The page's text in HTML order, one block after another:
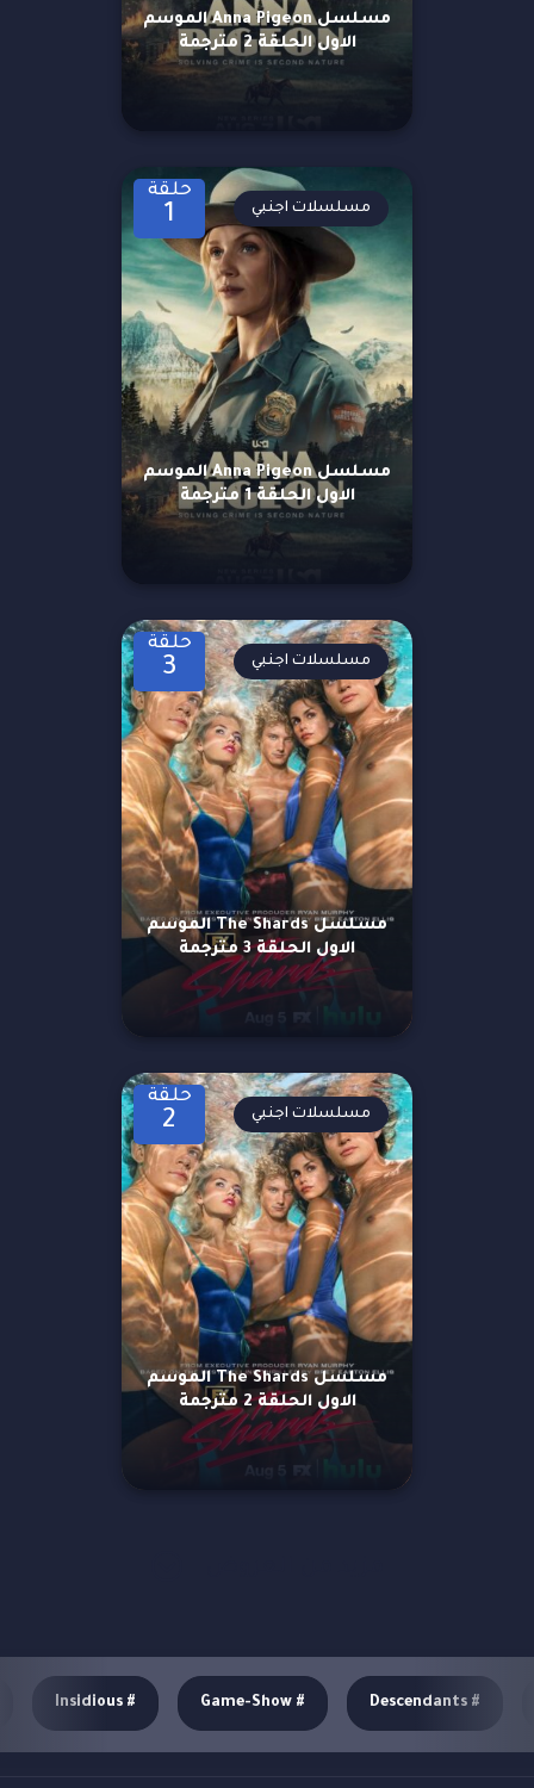
مسلسل Anna Pigeon الموسم
الاول الحلقة 2 مترجمة
حلقة
1
مسلسل Anna Pigeon الموسم
الاول الحلقة 1 مترجمة
مسلسلات اجنبي
حلقة
3
مسلسل The Shards الموسم
الاول الحلقة 3 مترجمة
مسلسلات اجنبي
حلقة
2
مسلسل The Shards الموسم
الاول الحلقة 2 مترجمة
مسلسلات اجنبي
#
Descendants
#
Game-Show
#
Insidious